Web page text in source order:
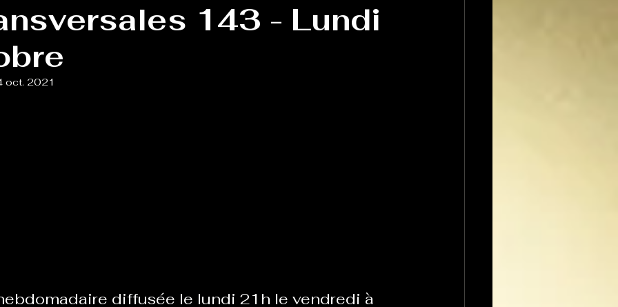
résolutions de l'autruche
143 - Lundi
oct. 2021
diffusée le lundi 21h le vendredi à